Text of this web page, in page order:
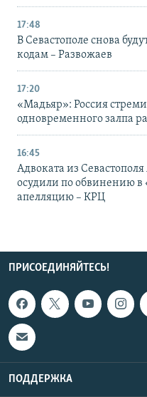
17:48
В Севастополе снова
кодам – Развожаев
17:20
«Мадьяр»: Россия
одновременного залпа
16:45
Адвоката из Севастополя
осудили по обвинению в
апелляцию – КРЦ
ПРИСОЕДИНЯЙТЕСЬ!
ПОДДЕРЖКА